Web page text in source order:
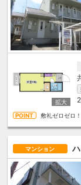
敷礼ゼロゼロ
マンション